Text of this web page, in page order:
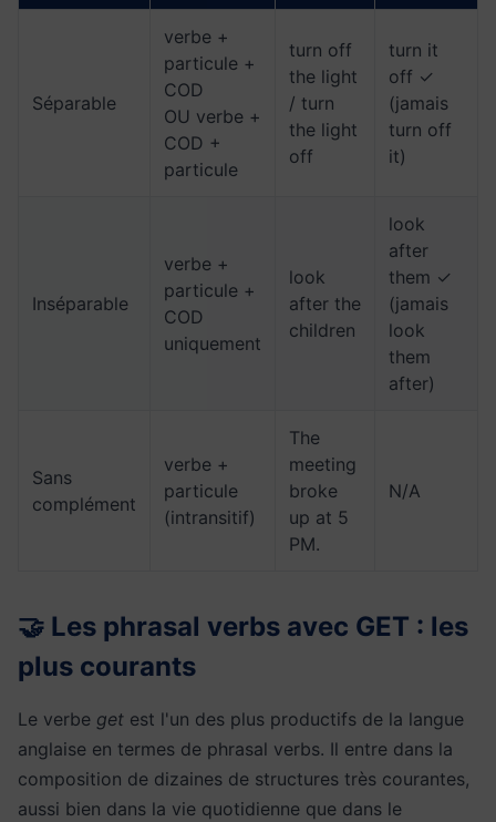
Séparable
verbe +
particule +
COD
OU verbe +
COD +
particule
turn off
the light
/ turn
the light
off
turn it
off ✓
(jamais
turn off
it)
Inséparable
verbe +
particule +
COD
uniquement
look
after the
children
look
after
them ✓
(jamais
look
them
after)
Sans
complément
verbe +
particule
(intransitif)
The
meeting
broke
up at 5
PM.
N/A
🤝 Les phrasal verbs avec GET : les
plus courants
Le verbe get est l'un des plus productifs de la langue
anglaise en termes de phrasal verbs. Il entre dans la
composition de dizaines de structures très courantes,
aussi bien dans la vie quotidienne que dans le